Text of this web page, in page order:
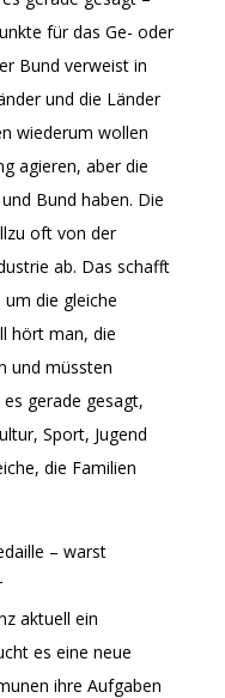
für das Ge- oder
Bund verweist in
und die Länder
wiederum wollen
agieren, aber die
Bund haben. Die
oft von der
ab. Das schafft
die gleiche
hört man, die
und müssten
gerade gesagt,
Sport, Jugend
die Familien
– warst
aktuell ein
es eine neue
ihre Aufgaben